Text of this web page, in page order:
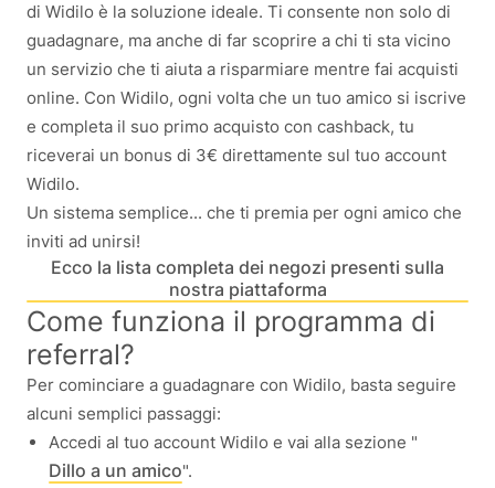
di Widilo è la soluzione ideale. Ti consente non solo di
guadagnare, ma anche di far scoprire a chi ti sta vicino
un servizio che ti aiuta a risparmiare mentre fai acquisti
online. Con Widilo, ogni volta che un tuo amico si iscrive
e completa il suo primo acquisto con cashback, tu
riceverai un bonus di 3€ direttamente sul tuo account
Widilo.
Un sistema semplice... che ti premia per ogni amico che
inviti ad unirsi!
Ecco la lista completa dei negozi presenti sulla
nostra piattaforma
Come funziona il programma di
referral?
Per cominciare a guadagnare con Widilo, basta seguire
alcuni semplici passaggi:
Accedi al tuo account Widilo e vai alla sezione "
Dillo a un amico".